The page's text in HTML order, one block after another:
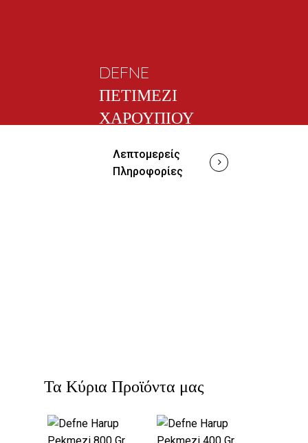
DEFNE
ΠΕΤΙΜΕΖΙ
ΧΑΡΟΥΠΙΟΥ
Λεπτομερείς
Πληροφορίες
Τα Κύρια Προϊόντα μας